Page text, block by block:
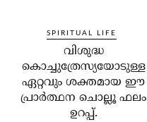
SPIRITUAL LIFE
വിശുദ്ധ
കൊച്ചുത്രേസ്യയോടുള്ള
ഏറ്റവും ശക്തമായ ഈ
പ്രാര്‍ത്ഥന ചൊല്ലൂ ഫലം
ഉറപ്പ്.